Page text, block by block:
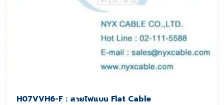
H07VVH6-F : สายไฟแบน Flat Cable